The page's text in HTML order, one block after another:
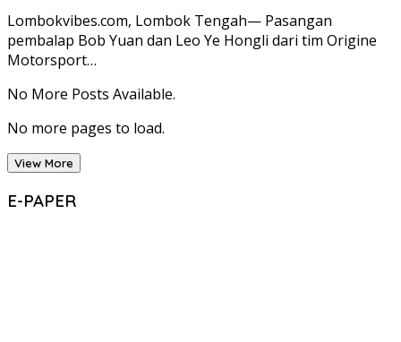
Lombokvibes.com, Lombok Tengah— Pasangan
pembalap Bob Yuan dan Leo Ye Hongli dari tim Origine
Motorsport…
No More Posts Available.
No more pages to load.
View More
E-PAPER